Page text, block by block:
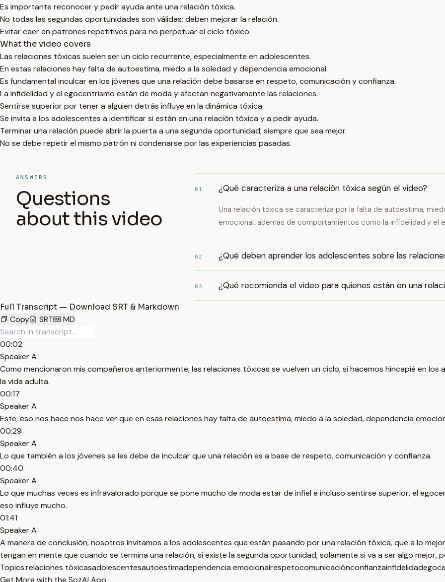
Es importante reconocer y pedir ayuda ante una relación tóxica.
No todas las segundas oportunidades son válidas; deben mejorar la relación.
Evitar caer en patrones repetitivos para no perpetuar el ciclo tóxico.
What the video covers
Las relaciones tóxicas suelen ser un ciclo recurrente, especialmente en adolescentes.
En estas relaciones hay falta de autoestima, miedo a la soledad y dependencia emocional.
Es fundamental inculcar en los jóvenes que una relación debe basarse en respeto, comunicación y confianza.
La infidelidad y el egocentrismo están de moda y afectan negativamente las relaciones.
Sentirse superior por tener a alguien detrás influye en la dinámica tóxica.
Se invita a los adolescentes a identificar si están en una relación tóxica y a pedir ayuda.
Terminar una relación puede abrir la puerta a una segunda oportunidad, siempre que sea mejor.
No se debe repetir el mismo patrón ni condenarse por las experiencias pasadas.
ANSWERS
Questions
about this video
01 ¿Qué caracteriza a una relación tóxica según el video?
Una relación tóxica se caracteriza por la falta de autoestima,
emocional, además de comportamientos como la infidelidad y el
02 ¿Qué deben aprender los adolescentes sobre las
03 ¿Qué recomienda el video para quienes están en una
Full Transcript — Download SRT & Markdown
Copy
SRT MD
00:02
Speaker A
Como mencionaron mis compañeros anteriormente, las relaciones tóxicas se vuelven un ciclo, si hacemos hincapié en
la vida adulta.
00:17
Speaker A
Este, eso nos hace nos hace ver que en esas relaciones hay falta de autoestima, miedo a la soledad, dependencia
00:29
Speaker A
Lo que también a los jóvenes se les debe de inculcar que una relación es a base de respeto, comunicación y confianza.
00:40
Speaker A
Lo que muchas veces es infravalorado porque se pone mucho de moda estar de infiel e incluso sentirse superior, el
eso influye mucho.
01:41
Speaker A
A manera de conclusión, nosotros invitamos a los adolescentes que están pasando por una relación tóxica, que a lo
tengan en mente que cuando se termina una relación, sí existe la segunda oportunidad, solamente si va a ser algo mejor,
Topics:relaciones tóxicasadolescentesautoestimadependencia emocionalrespetocomunicaciónconfianzainfidelidad
Get More with the SozAI App